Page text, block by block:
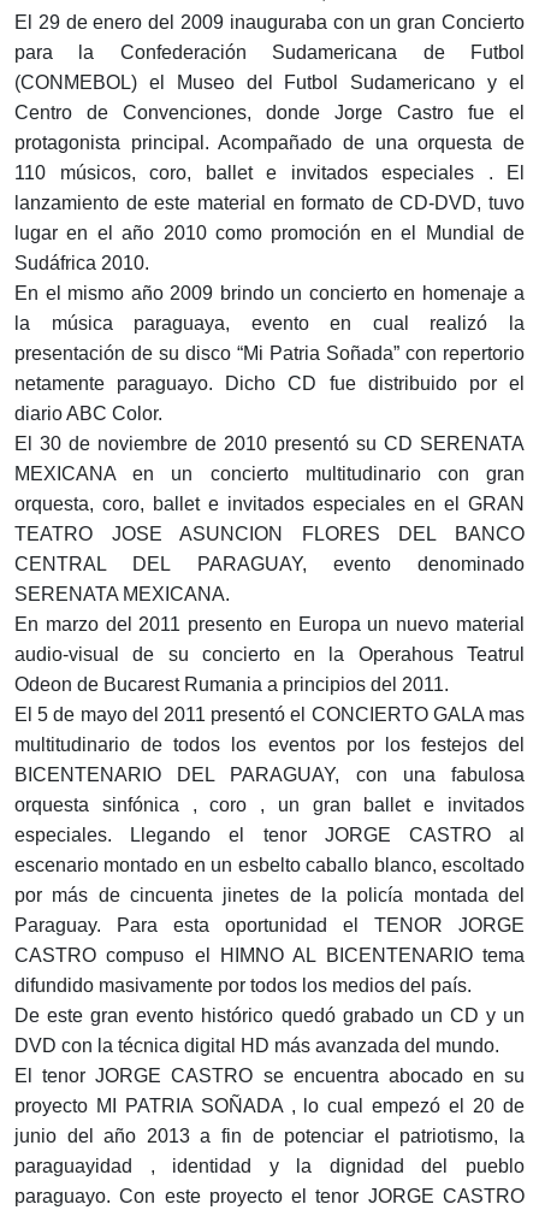
El 29 de enero del 2009 inauguraba con un gran Concierto
para la Confederación Sudamericana de Futbol
(CONMEBOL) el Museo del Futbol Sudamericano y el
Centro de Convenciones, donde Jorge Castro fue el
protagonista principal. Acompañado de una orquesta de
110 músicos, coro, ballet e invitados especiales . El
lanzamiento de este material en formato de CD-DVD, tuvo
lugar en el año 2010 como promoción en el Mundial de
Sudáfrica 2010.
En el mismo año 2009 brindo un concierto en homenaje a
la música paraguaya, evento en cual realizó la
presentación de su disco “Mi Patria Soñada” con repertorio
netamente paraguayo. Dicho CD fue distribuido por el
diario ABC Color.
El 30 de noviembre de 2010 presentó su CD SERENATA
MEXICANA en un concierto multitudinario con gran
orquesta, coro, ballet e invitados especiales en el GRAN
TEATRO JOSE ASUNCION FLORES DEL BANCO
CENTRAL DEL PARAGUAY, evento denominado
SERENATA MEXICANA.
En marzo del 2011 presento en Europa un nuevo material
audio-visual de su concierto en la Operahous Teatrul
Odeon de Bucarest Rumania a principios del 2011.
El 5 de mayo del 2011 presentó el CONCIERTO GALA mas
multitudinario de todos los eventos por los festejos del
BICENTENARIO DEL PARAGUAY, con una fabulosa
orquesta sinfónica , coro , un gran ballet e invitados
especiales. Llegando el tenor JORGE CASTRO al
escenario montado en un esbelto caballo blanco, escoltado
por más de cincuenta jinetes de la policía montada del
Paraguay. Para esta oportunidad el TENOR JORGE
CASTRO compuso el HIMNO AL BICENTENARIO tema
difundido masivamente por todos los medios del país.
De este gran evento histórico quedó grabado un CD y un
DVD con la técnica digital HD más avanzada del mundo.
El tenor JORGE CASTRO se encuentra abocado en su
proyecto MI PATRIA SOÑADA , lo cual empezó el 20 de
junio del año 2013 a fin de potenciar el patriotismo, la
paraguayidad , identidad y la dignidad del pueblo
paraguayo. Con este proyecto el tenor JORGE CASTRO